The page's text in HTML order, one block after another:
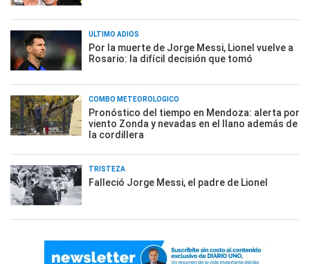
ÚLTIMO ADIÓS
Por la muerte de Jorge Messi, Lionel vuelve a
Rosario: la difícil decisión que tomó
COMBO METEOROLÓGICO
Pronóstico del tiempo en Mendoza: alerta por
viento Zonda y nevadas en el llano además de
la cordillera
TRISTEZA
Falleció Jorge Messi, el padre de Lionel